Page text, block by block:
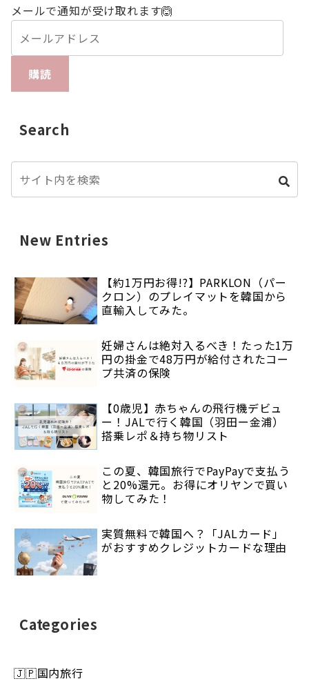
メールで通知が受け取れます🙆
購読
Search
New Entries
【約1万円お得!?】PARKLON（パー
クロン）のプレイマットを韓国から
直輸入してみた。
妊婦さんは絶対入るべき！たった1万
円の掛金で48万円が給付されたコー
プ共済の保険
【0歳児】赤ちゃんの飛行機デビュ
ー！JALで行く韓国（羽田ー金浦）
搭乗レポ＆持ち物リスト
この夏、韓国旅行でPayPayで支払う
と20%還元。お得にオリヤンで買い
物してみた！
実質無料で韓国へ？「JALカード」
がおすすめクレジットカードな理由
Categories
🇯🇵国内旅行